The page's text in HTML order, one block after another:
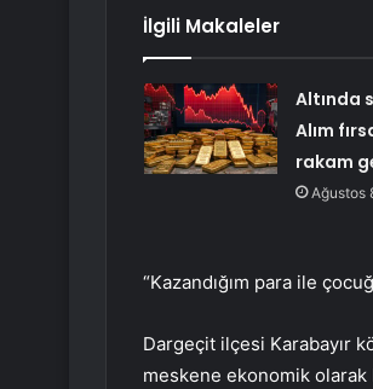
İlgili Makaleler
Altında
Alım
rakam
Ağustos
“Kazandığım para ile
Dargeçit ilçesi Karabayır
meskene ekonomik olarak